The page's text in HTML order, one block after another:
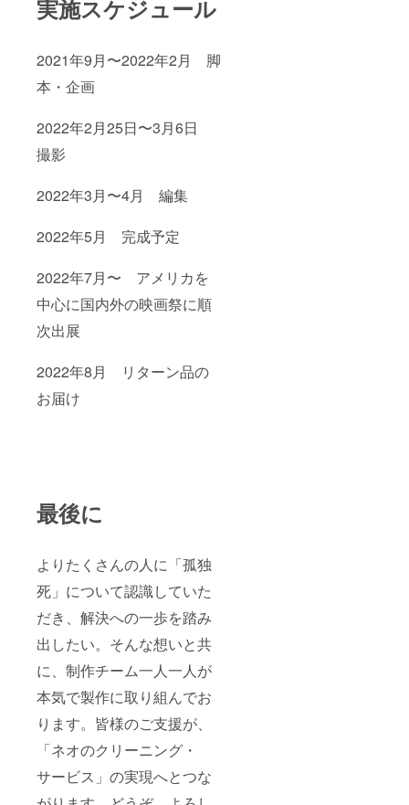
実施スケジュール
2021年9月〜2022年2月 脚
本・企画
2022年2月25日〜3月6日
撮影
2022年3月〜4月 編集
2022年5月 完成予定
2022年7月〜 アメリカを
中心に国内外の映画祭に順
次出展
2022年8月 リターン品の
お届け
最後に
よりたくさんの人に「孤独
死」について認識していた
だき、解決への一歩を踏み
出したい。そんな想いと共
に、制作チーム一人一人が
本気で製作に取り組んでお
ります。皆様のご支援が、
「ネオのクリーニング・
サービス」の実現へとつな